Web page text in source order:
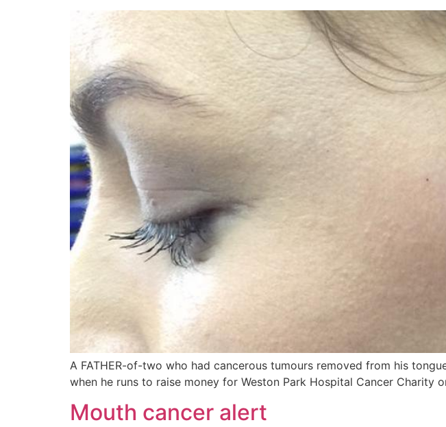
A FATHER-of-two who had cancerous tumours removed from his
when he runs to raise money for Weston Park Hospital Cancer
Mouth cancer alert